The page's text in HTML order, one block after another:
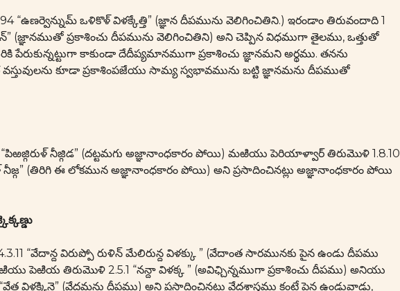
“ఉణర్వెన్నుమ్ ఒళికొళ్ విళక్కేత్తి” (జ్ఞాన దీపమును వెలిగించితిని.) ఇరండాం తిరువందాది 1
(జ్ఞానముతో ప్రకాశించు దీపమును వెలిగించితిని) అని చెప్పిన విధముగా తైలము, ఒత్తుతో
పేరుకున్నట్టుగా కాకుండా దేదీప్యమానముగా ప్రకాశించు జ్ఞానమని అర్థము. తనను
కూడా ప్రకాశింపజేయు సామ్య స్వభావమును బట్టి జ్ఞానమను దీపముతో
నీజ్గిడ” (దట్టమగు అజ్ఞానాంధకారం పోయి) మఱియు పెరియాళ్వార్ తిరుమొళి 1.8.10
నీజ్గ” (తిరిగి ఈ లోకమున అజ్ఞానాంధకారం పోయి) అని ప్రసాదించినట్లు అజ్ఞానాంధకారం పోయి
“వేదాన్ద విరుప్పో రుళిన్ మేలిరున్ద విళక్కు ” (వేదాంత సారమునకు పైన ఉండు దీపము
పెఱియ తిరుమొళి 2.5.1 “నన్దా విళక్క ” (అవిఛ్చిన్నముగా ప్రకాశించు దీపము) అనియు
విళక్కినై” (వేదమను దీపము) అని ప్రసాదించినట్లు వేదశాస్త్రము కంటే పైన ఉండువాడు,